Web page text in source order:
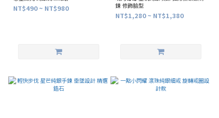
NT$490 ~ NT$980
鍊 修飾臉型
NT$1,280 ~ NT$1,380